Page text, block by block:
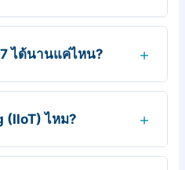
ได้นานแค่ไหน?
(IIoT) ไหม?